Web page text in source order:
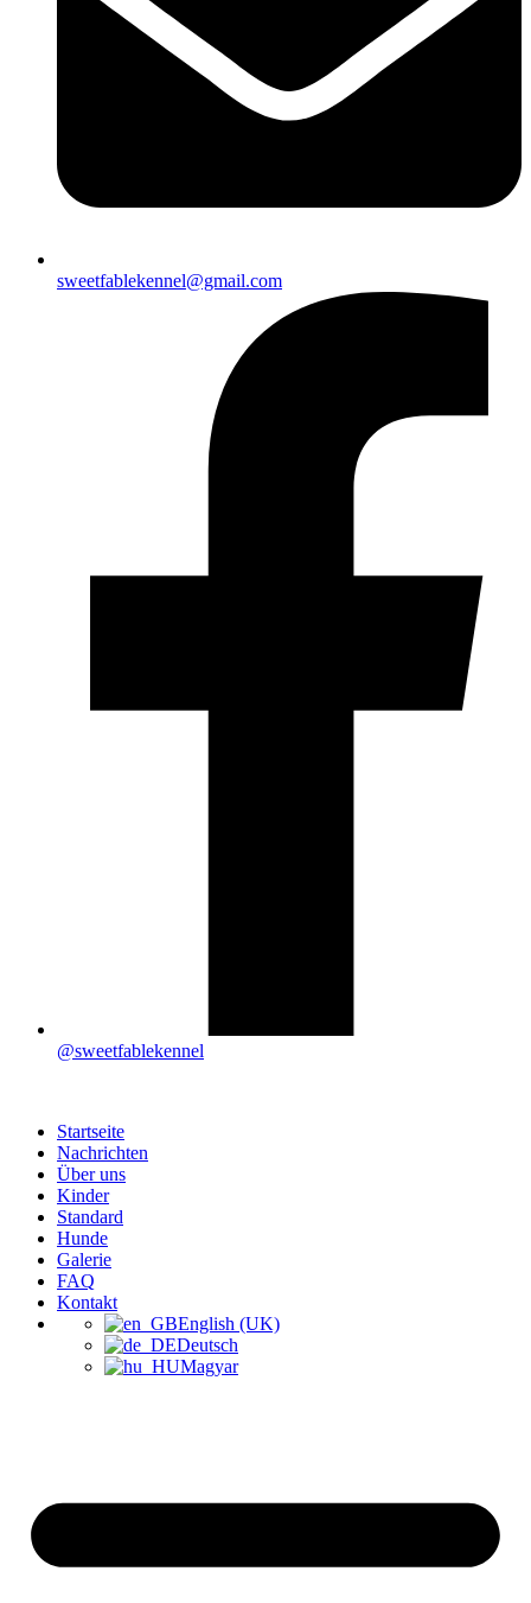
sweetfablekennel@gmail.com
@sweetfablekennel
Startseite
Nachrichten
Über uns
Kinder
Standard
Hunde
Galerie
FAQ
Kontakt
English (UK)
Deutsch
Magyar